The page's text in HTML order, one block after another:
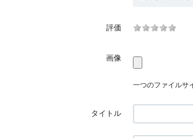
評価
画像
一つのファイルサ
タイトル